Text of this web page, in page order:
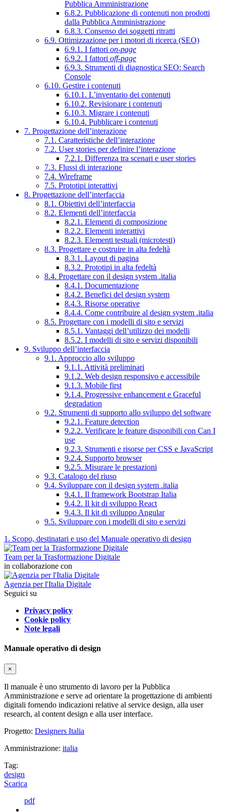
Pubblica Amministrazione
6.8.2. Pubblicazione di contenuti non prodotti
dalla Pubblica Amministrazione
6.8.3. Consenso dei soggetti ritratti
6.9. Ottimizzazione per i motori di ricerca (SEO)
6.9.1. I fattori on-page
6.9.2. I fattori off-page
6.9.3. Strumenti di diagnostica SEO: Search
Console
6.10. Gestire i contenuti
6.10.1. L’inventario dei contenuti
6.10.2. Revisionare i contenuti
6.10.3. Migrare i contenuti
6.10.4. Pubblicare i contenuti
7. Progettazione dell’interazione
7.1. Caratteristiche dell’interazione
7.2. User stories per definire l’interazione
7.2.1. Differenza tra scenari e user stories
7.3. Flussi di interazione
7.4. Wireframe
7.5. Prototipi interattivi
8. Progettazione dell’interfaccia
8.1. Obiettivi dell’interfaccia
8.2. Elementi dell’interfaccia
8.2.1. Elementi di composizione
8.2.2. Elementi interattivi
8.2.3. Elementi testuali (microtesti)
8.3. Progettare e costruire in alta fedeltà
8.3.1. Layout di pagina
8.3.2. Prototipi in alta fedeltà
8.4. Progettare con il design system .italia
8.4.1. Documentazione
8.4.2. Benefici del design system
8.4.3. Risorse operative
8.4.4. Come contribuire al design system .italia
8.5. Progettare con i modelli di sito e servizi
8.5.1. Vantaggi dell’utilizzo dei modelli
8.5.2. I modelli di sito e servizi disponibili
9. Sviluppo dell’interfaccia
9.1. Approccio allo sviluppo
9.1.1. Attività preliminari
9.1.2. Web design responsivo e accessibile
9.1.3. Mobile first
9.1.4. Progressive enhancement e Graceful
degradation
9.2. Strumenti di supporto allo sviluppo del software
9.2.1. Feature detection
9.2.2. Verificare le feature disponibili con Can I
use
9.2.3. Strumenti e risorse per CSS e JavaScript
9.2.4. Supporto browser
9.2.5. Misurare le prestazioni
9.3. Catalogo del riuso
9.4. Sviluppare con il design system .italia
9.4.1. Il framework Bootstrap Italia
9.4.2. Il kit di sviluppo React
9.4.3. Il kit di sviluppo Angular
9.5. Sviluppare con i modelli di sito e servizi
1. Scopo, destinatari e uso del Manuale operativo di design
Team per la Trasformazione Digitale
in collaborazione con
Agenzia per l'Italia Digitale
Seguici su
Privacy policy
Cookie policy
Note legali
Manuale operativo di design
×
Il manuale è uno strumento di lavoro per la Pubblica
Amministrazione e serve ad orientare la progettazione di ambienti
digitali fornendo indicazioni relative al service design, alla user
research, al content design e alla user interface.
Progetto: Designers Italia
Amministrazione: italia
Tag:
design
Scarica
pdf